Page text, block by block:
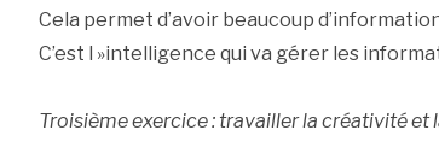
Cela permet d’avoir beaucoup
C’est l »intelligence qui va gérer les
Troisième exercice : travailler la créativité et